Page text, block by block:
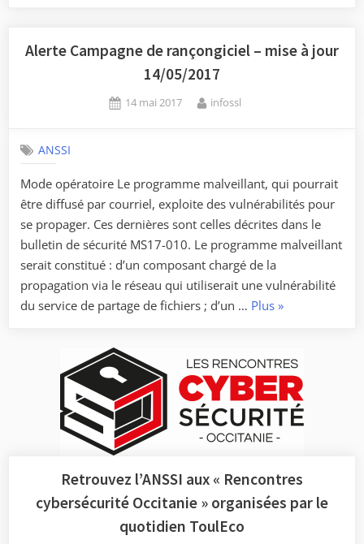
Informations
et
»
de
l’ANSSI
pour
la
région
Hauts-
de-
Alerte Campagne de rançongiciel – mise à jour
14/05/2017
Posted
14 mai 2017 By
infossl
ANSSI
Mode opératoire Le programme malveillant, qui pourrait
être diffusé par courriel, exploite des vulnérabilités pour
se propager. Ces dernières sont celles décrites dans le
bulletin de sécurité MS17-010. Le programme malveillant
serait constitué : d’un composant chargé de la
propagation via le réseau qui utiliserait une vulnérabilité
du service de partage de fichiers ; d’un … Plus« Alerte
rançongiciel
–
mise
à
»
Retrouvez l’ANSSI aux « Rencontres
cybersécurité Occitanie » organisées par le
quotidien ToulEco